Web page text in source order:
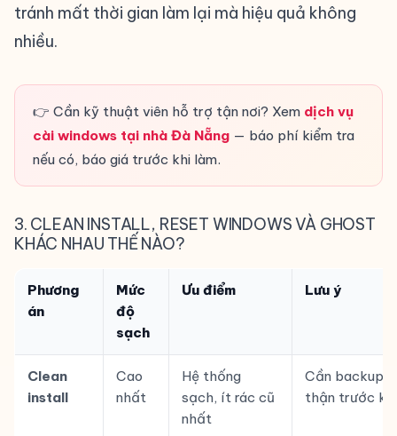
tránh mất thời gian làm lại mà hiệu quả không
nhiều.
👉 Cần kỹ thuật viên hỗ trợ tận nơi? Xem dịch vụ
cài windows tại nhà Đà Nẵng — báo phí kiểm tra
nếu có, báo giá trước khi làm.
3. CLEAN INSTALL, RESET WINDOWS VÀ GHOST
KHÁC NHAU THẾ NÀO?
Phương
án
Mức
độ
sạch
Ưu điểm Lưu ý
Clean
install
Cao
nhất
Hệ thống
sạch, ít rác cũ
nhất
Cần backup
thận trước